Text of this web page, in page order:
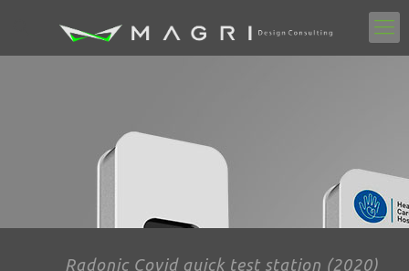
Radonic Covid quick test station (2020)